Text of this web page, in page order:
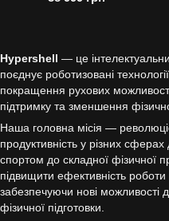
Hypershell — це
поєднує роботизовані
покращення рухових
підтримку та зменшення
Наша головна місія —
продуктивність у різних сферах
спортом до складної фізичної
підвищити ефективність
забезпечуючи нові можливості
фізичної підготовки.